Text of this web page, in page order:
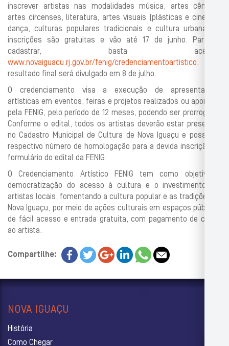
inscrever artistas nas modalidades música, artes cênicas,
artes circenses, literatura, artes visuais (plásticas e cinema),
dança, culturas populares tradicionais e cultura urbana. As
inscrições são gratuitas e vão até 17 de junho. Para se
cadastrar, basta acessar
www.novaiguacu.rj.gov.br/fenig/credenciamentoartistico. O
resultado final será divulgado em 8 de julho.
O credenciamento visa a execução de apresentações
artísticas em eventos, feiras e projetos realizados ou apoiados
pela FENIG, pelo período de 12 meses, podendo ser prorrogado.
Conforme o edital, todos os artistas deverão estar presentes
no Cadastro Municipal de Cultura de Nova Iguaçu e possuir o
respectivo número de homologação para a devida inscrição no
formulário do edital da FENIG.
O Credenciamento Artístico FENIG tem como objetivo a
democratização do acesso à cultura e o investimento em
artistas locais, fomentando a cultura popular e as tradições de
Nova Iguaçu, por meio de ações culturais em espaços públicos
de fácil acesso e entrada gratuita, com pagamento de cachê
ao artista.
Compartilhe:
NOVA IGUAÇU
História
Como Chegar